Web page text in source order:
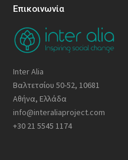
Επικοινωνία
Inter Alia
Βαλτετσίου 50-52, 10681
Αθήνα, Ελλάδα
info@interaliaproject.com
+30 21 5545 1174